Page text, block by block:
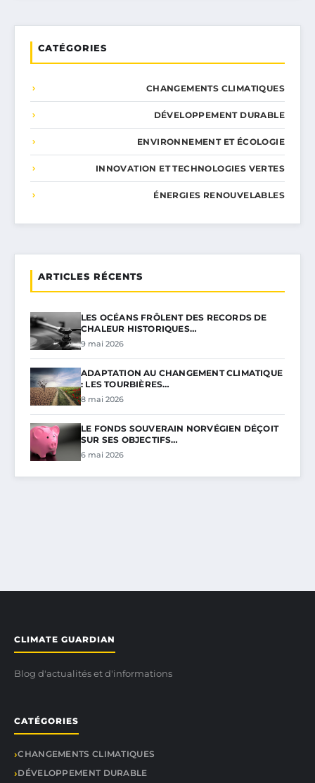
CATÉGORIES
CHANGEMENTS CLIMATIQUES
DÉVELOPPEMENT DURABLE
ENVIRONNEMENT ET ÉCOLOGIE
INNOVATION ET TECHNOLOGIES VERTES
ÉNERGIES RENOUVELABLES
ARTICLES RÉCENTS
LES OCÉANS FRÔLENT DES RECORDS DE
CHALEUR HISTORIQUES…
9 mai 2026
ADAPTATION AU CHANGEMENT CLIMATIQUE
: LES TOURBIÈRES…
8 mai 2026
LE FONDS SOUVERAIN NORVÉGIEN DÉÇOIT
SUR SES OBJECTIFS…
6 mai 2026
CLIMATE GUARDIAN
Blog d'actualités et d'informations
CATÉGORIES
CHANGEMENTS CLIMATIQUES
DÉVELOPPEMENT DURABLE